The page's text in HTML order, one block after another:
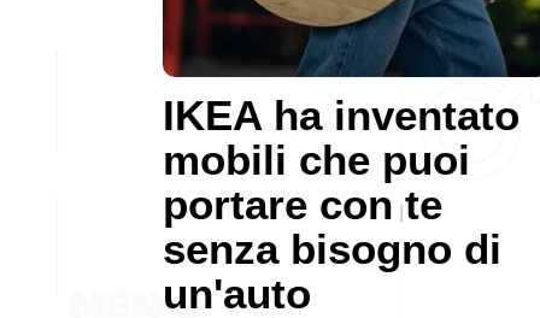
IKEA ha inventato
mobili che puoi
portare con te
senza bisogno di
un'auto